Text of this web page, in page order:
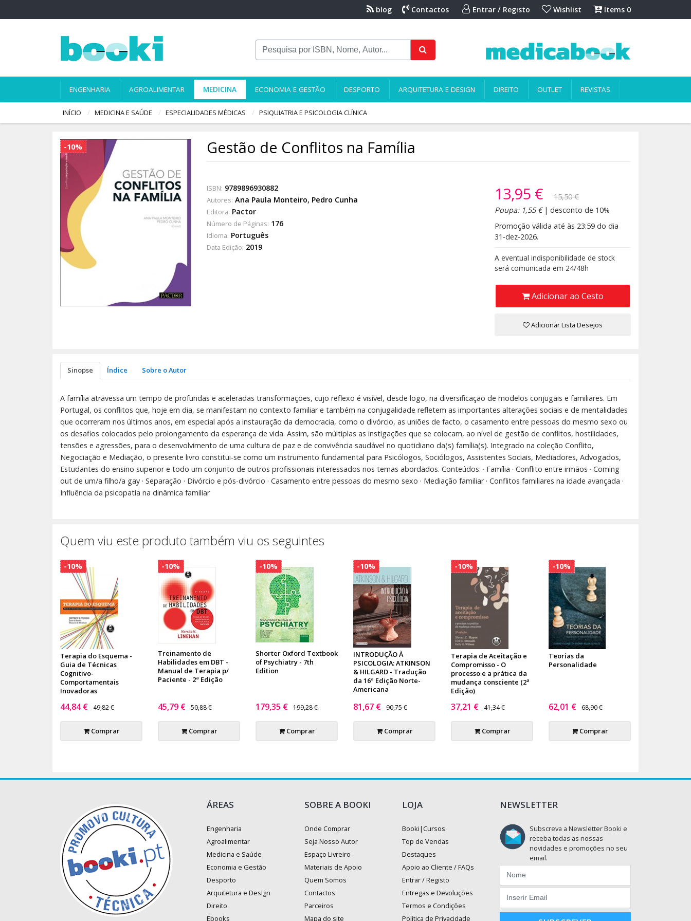
blog Contactos Entrar / Registo Wishlist Items 0
ENGENHARIA AGROALIMENTAR MEDICINA ECONOMIA E GESTÃO DESPORTO ARQUITETURA E DESIGN DIREITO OUTLET REVISTAS
INÍCIO MEDICINA E SAÚDE ESPECIALIDADES MÉDICAS PSIQUIATRIA E PSICOLOGIA CLÍNICA
-10% Gestão de Conflitos na Família
ISBN: 9789896930882
Autores: Ana Paula Monteiro, Pedro Cunha
Editora: Pactor
Número de Páginas: 176
Idioma: Português
Data Edição: 2019
13,95 €
15,50 €
Poupa: 1,55 €| desconto de 10%
Promoção válida até às 23:59 do dia
31-dez-2026.
A eventual indisponibilidade de stock
será comunicada em 24/48h
Adicionar ao Cesto
Adicionar Lista Desejos
Sinopse Índice Sobre o Autor
A família atravessa um tempo de profundas e aceleradas transformações, cujo reflexo é visível, desde logo, na diversificação de modelos conjugais e familiares. Em
Portugal, os conflitos que, hoje em dia, se manifestam no contexto familiar e também na conjugalidade refletem as importantes alterações sociais e de mentalidades
que ocorreram nos últimos anos, em especial após a instauração da democracia, como o divórcio, as uniões de facto, o casamento entre pessoas do mesmo sexo ou
os desafios colocados pelo prolongamento da esperança de vida. Assim, são múltiplas as instigações que se colocam, ao nível de gestão de conflitos, hostilidades,
tensões e agressões, para o desenvolvimento de uma cultura de paz e de convivência saudável no quotidiano da(s) família(s). Integrado na coleção Conflito,
Negociação e Mediação, o presente livro constitui-se como um instrumento fundamental para Psicólogos, Sociólogos, Assistentes Sociais, Mediadores, Advogados,
Estudantes do ensino superior e todo um conjunto de outros profissionais interessados nos temas abordados. Conteúdos: · Família · Conflito entre irmãos · Coming
out de um/a filho/a gay · Separação · Divórcio e pós-divórcio · Casamento entre pessoas do mesmo sexo · Mediação familiar · Conflitos familiares na idade avançada ·
Influência da psicopatia na dinâmica familiar
Quem viu este produto também viu os seguintes
Terapia do Esquema -
Guia de Técnicas
Cognitivo-
Comportamentais
Inovadoras
44,84 € 49,82 €
Comprar
-10%
Treinamento de
Habilidades em DBT -
Manual de Terapia p/
Paciente - 2ª Edição
45,79 € 50,88 €
Comprar
-10%
Shorter Oxford Textbook
of Psychiatry - 7th
Edition
179,35 € 199,28 €
Comprar
-10%
INTRODUÇÃO À
PSICOLOGIA: ATKINSON
& HILGARD - Tradução
da 16ª Edição Norte-
Americana
81,67 € 90,75 €
Comprar
-10%
Terapia de Aceitação e
Compromisso - O
processo e a prática da
mudança consciente (2ª
Edição)
37,21 € 41,34 €
Comprar
-10%
Teorias da
Personalidade
62,01 € 68,90 €
Comprar
-10%
ÁREAS
Engenharia
Agroalimentar
Medicina e Saúde
Economia e Gestão
Desporto
Arquitetura e Design
Direito
Ebooks
SOBRE A BOOKI
Onde Comprar
Seja Nosso Autor
Espaço Livreiro
Materiais de Apoio
Quem Somos
Contactos
Parceiros
Mapa do site
LOJA
Booki|Cursos
Top de Vendas
Destaques
Apoio ao Cliente / FAQs
Entrar / Registo
Entregas e Devoluções
Termos e Condições
Política de Privacidade
NEWSLETTER
Subscreva a Newsletter Booki e
receba todas as nossas
novidades e promoções no seu
email.